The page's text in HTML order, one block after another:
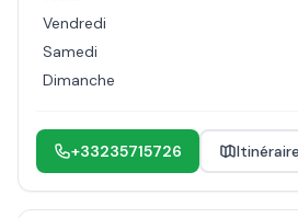
Vendredi
Samedi
Dimanche
+33235715726 Itinéraire